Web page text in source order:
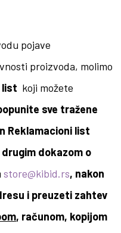
pojave
proizvoda, molimo
list koji možete
sve tražene
Reklamacioni list
dokazom o
store@kibid.rs, nakon
i preuzeti zahtev
, računom, kopijom